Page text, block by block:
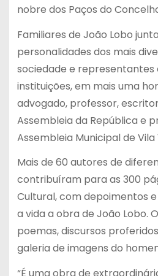
nobre dos Paços do
Familiares de João Lobo
personalidades dos mais
sociedade e representantes
instituições, em mais uma
advogado, professor,
Assembleia da República e
Assembleia Municipal de Vila
Mais de 60 autores de
contribuíram para as 300
Cultural, com depoimentos
a vida a obra de João Lobo.
poemas, discursos
galeria de imagens do